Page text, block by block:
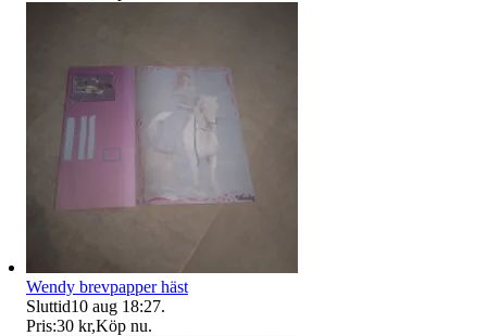
Wendy brevpapper häst
Sluttid10 aug 18:27.
Pris:30 kr,Köp nu.